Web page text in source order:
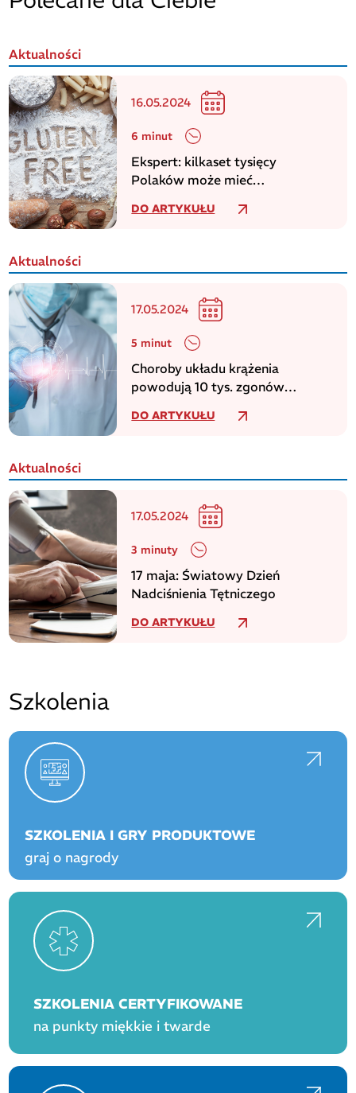
Aktualności
16.05.2024
6 minut
Ekspert: kilkaset tysięcy
Polaków może mieć
DO ARTYKUŁU
Aktualności
17.05.2024
5 minut
Choroby układu krążenia
powodują 10 tys. zgonów
WHO
DO ARTYKUŁU
Aktualności
17.05.2024
3 minuty
17 maja: Światowy Dzień
Nadciśnienia Tętniczego
DO ARTYKUŁU
Szkolenia
SZKOLENIA I GRY PRODUKTOWE
graj o nagrody
SZKOLENIA CERTYFIKOWANE
na punkty miękkie i twarde